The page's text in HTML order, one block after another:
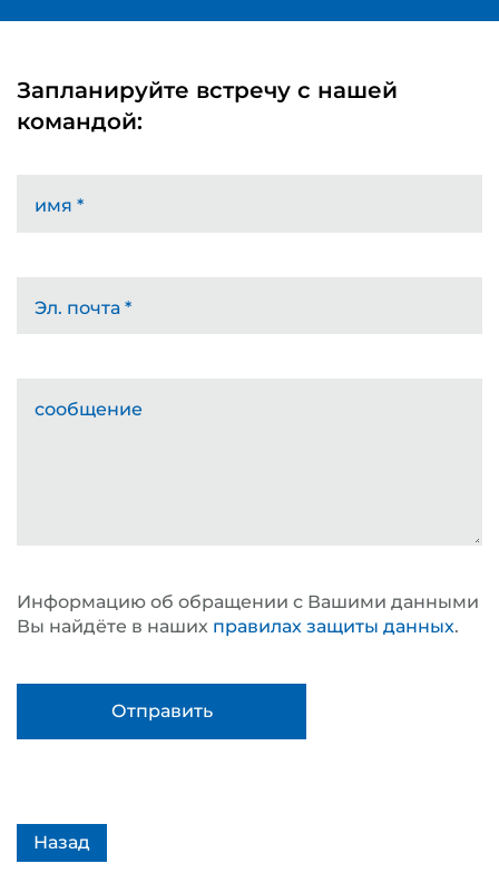
Запланируйте встречу с нашей
командой:
имя *
Эл. почта *
сообщение
Информацию об обращении с Вашими данными
Вы найдёте в наших правилах защиты данных.
Назад